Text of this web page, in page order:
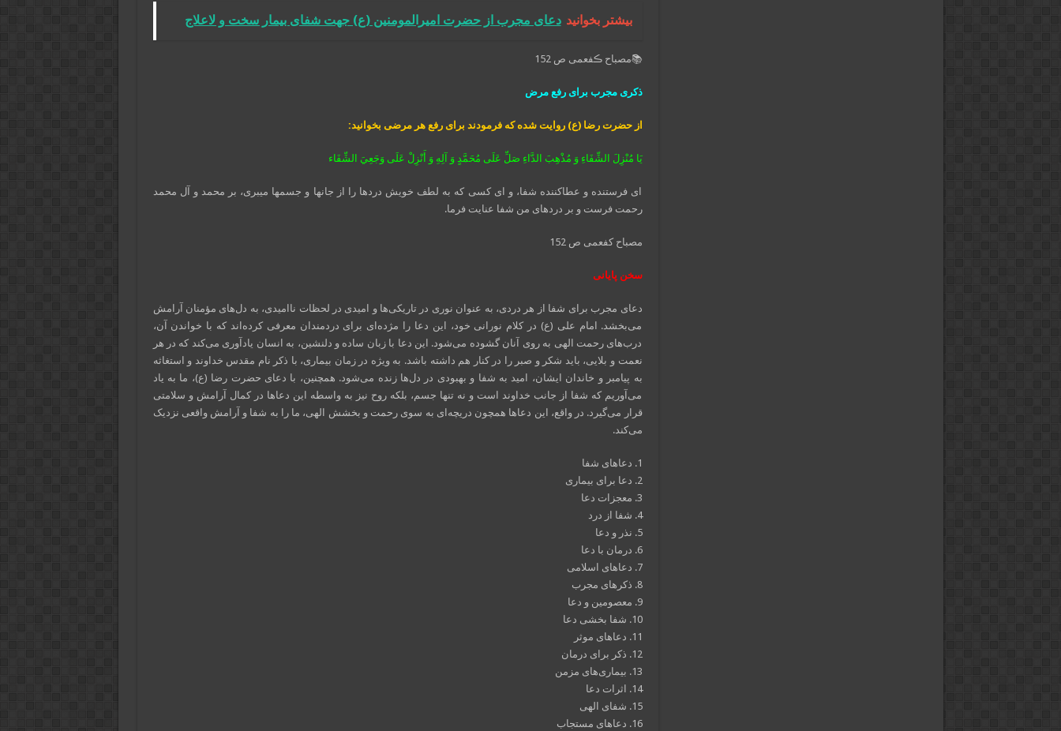
بیشتر بخوانید دعای مجرب از حضرت امیرالمومنین (ع) جهت شفای بیمار سخت و لاعلاج
📚مصباح ڪفعمی ص 152
ذکری مجرب برای رفع مرض
از حضرت رضا (ع) روایت شده که فرمودند برای رفع هر مرضی بخوانید:
يَا مُنْزِلَ الشِّفَاءِ وَ مُذْهِبَ الدَّاءِ صَلِّ عَلَى مُحَمَّدٍ وَ آلِهِ وَ أَنْزِلْ عَلَى وَجَعِيَ الشِّفَاء
ای فرستنده و عطاکننده شفا، و ای کسی که به لطف خویش دردها را از جانها و جسمها میبری، بر محمد و آل محمد
رحمت فرست و بر دردهای من شفا عنایت فرما.
مصباح کفعمی ص 152
سخن پایانی
دعای مجرب برای شفا از هر دردی، به عنوان نوری در تاریکی‌ها و امیدی در لحظات ناامیدی، به دل‌های مؤمنان آرامش
می‌بخشد. امام علی (ع) در کلام نورانی خود، این دعا را مژده‌ای برای دردمندان معرفی کرده‌اند که با خواندن آن،
درب‌های رحمت الهی به روی آنان گشوده می‌شود. این دعا با زبان ساده و دلنشین، به انسان یادآوری می‌کند که در هر
نعمت و بلایی، باید شکر و صبر را در کنار هم داشته باشد. به ویژه در زمان بیماری، با ذکر نام مقدس خداوند و استغاثه
به پیامبر و خاندان ایشان، امید به شفا و بهبودی در دل‌ها زنده می‌شود. همچنین، با دعای حضرت رضا (ع)، ما به یاد
می‌آوریم که شفا از جانب خداوند است و نه تنها جسم، بلکه روح نیز به واسطه این دعاها در کمال آرامش و سلامتی
قرار می‌گیرد. در واقع، این دعاها همچون دریچه‌ای به سوی رحمت و بخشش الهی، ما را به شفا و آرامش واقعی نزدیک
می‌کند.
1. دعاهای شفا
2. دعا برای بیماری
3. معجزات دعا
4. شفا از درد
5. نذر و دعا
6. درمان با دعا
7. دعاهای اسلامی
8. ذکرهای مجرب
9. معصومین و دعا
10. شفا بخشی دعا
11. دعاهای موثر
12. ذکر برای درمان
13. بیماری‌های مزمن
14. اثرات دعا
15. شفای الهی
16. دعاهای مستجاب